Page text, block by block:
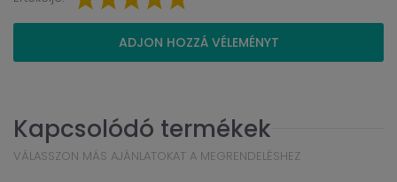
ADJON HOZZÁ VÉLEMÉNYT
Kapcsolódó termékek
VÁLASSZON MÁS AJÁNLATOKAT A MEGRENDELÉSHEZ